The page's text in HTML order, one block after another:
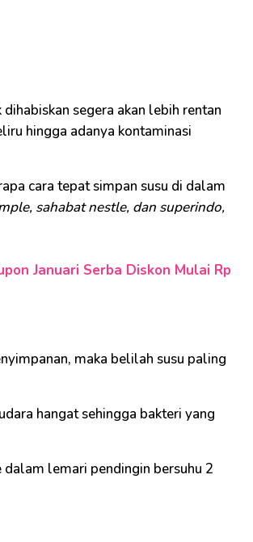
segera akan lebih rentan
hingga adanya kontaminasi
cara tepat simpan susu di dalam
sahabat nestle, dan superindo,
Januari Serba Diskon Mulai Rp
maka belilah susu paling
hangat sehingga bakteri yang
lemari pendingin bersuhu 2